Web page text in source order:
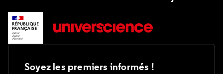
Soyez les premiers informés !